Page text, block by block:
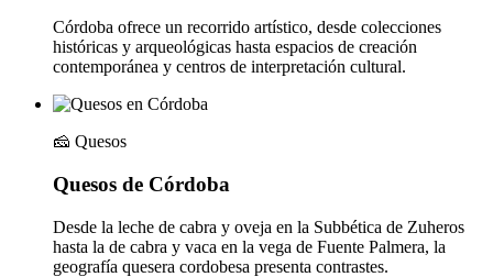
Córdoba ofrece un recorrido artístico, desde colecciones
históricas y arqueológicas hasta espacios de creación
contemporánea y centros de interpretación cultural.
🧀 Quesos
Quesos de Córdoba
Desde la leche de cabra y oveja en la Subbética de Zuheros
hasta la de cabra y vaca en la vega de Fuente Palmera, la
geografía quesera cordobesa presenta contrastes.